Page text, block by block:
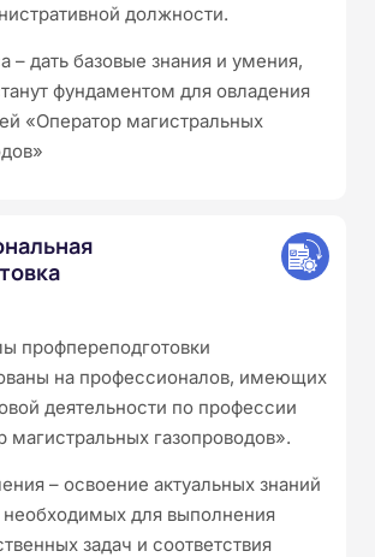
должности.
– дать базовые знания и умения,
фундаментом для овладения
«Оператор магистральных
профпереподготовки
на профессионалов, имеющих
деятельности по профессии
магистральных газопроводов».
– освоение актуальных знаний
для выполнения
задач и соответствия